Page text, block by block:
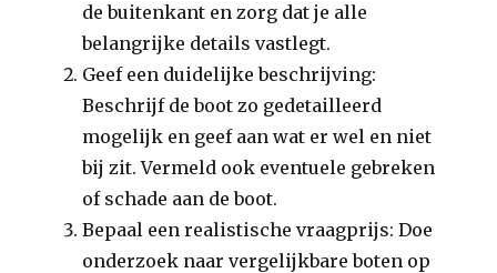
de buitenkant en zorg dat je alle
belangrijke details vastlegt.
Geef een duidelijke beschrijving:
Beschrijf de boot zo gedetailleerd
mogelijk en geef aan wat er wel en niet
bij zit. Vermeld ook eventuele gebreken
of schade aan de boot.
Bepaal een realistische vraagprijs: Doe
onderzoek naar vergelijkbare boten op